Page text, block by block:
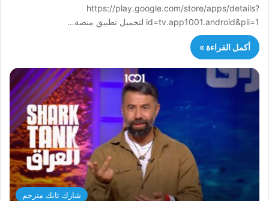
https://play.google.com/store/apps/details?
id=tv.app1001.android&pli=1 لتحميل تطبيق منصة…
أكمل القراءة »
شارك تانك مترجم